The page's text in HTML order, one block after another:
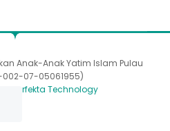
Anak-Anak Yatim Islam Pulau
002-07-05061955)
Perfekta Technology